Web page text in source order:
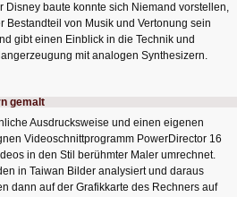
Disney baute konnte sich Niemand vorstellen,
Bestandteil von Musik und Vertonung sein
gibt einen Einblick in die Technik und
mit analogen Synthesizern.
gemalt
Ausdrucksweise und einen eigenen
Videoschnittprogramm PowerDirector 16
in den Stil berühmter Maler umrechnet.
in Taiwan Bilder analysiert und daraus
dann auf der Grafikkarte des Rechners auf